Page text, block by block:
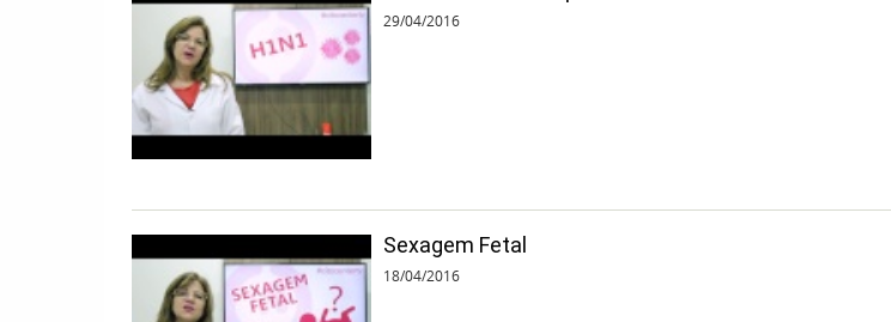
29/04/2016
Sexagem Fetal
18/04/2016